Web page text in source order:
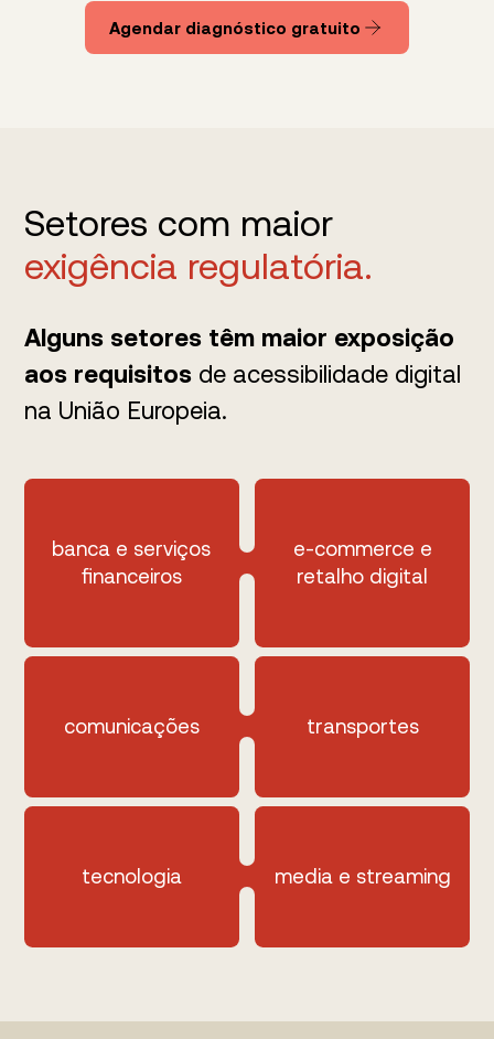
Agendar diagnóstico gratuito
Setores com maior
exigência regulatória.
Alguns setores têm maior exposição
aos requisitos de acessibilidade digital
na União Europeia.
banca e serviços
financeiros
e-commerce e
retalho digital
comunicações transportes
tecnologia media e streaming